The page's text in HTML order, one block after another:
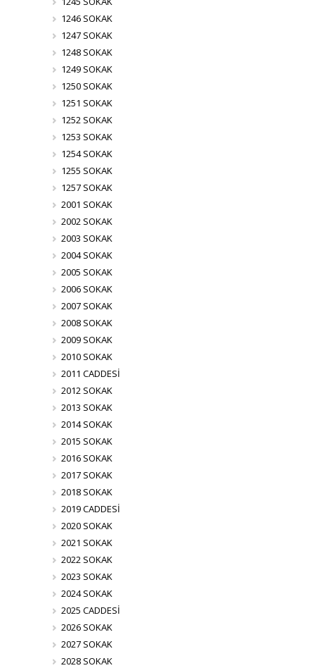
1246 SOKAK
1247 SOKAK
1248 SOKAK
1249 SOKAK
1250 SOKAK
1251 SOKAK
1252 SOKAK
1253 SOKAK
1254 SOKAK
1255 SOKAK
1257 SOKAK
2001 SOKAK
2002 SOKAK
2003 SOKAK
2004 SOKAK
2005 SOKAK
2006 SOKAK
2007 SOKAK
2008 SOKAK
2009 SOKAK
2010 SOKAK
2011 CADDESİ
2012 SOKAK
2013 SOKAK
2014 SOKAK
2015 SOKAK
2016 SOKAK
2017 SOKAK
2018 SOKAK
2019 CADDESİ
2020 SOKAK
2021 SOKAK
2022 SOKAK
2023 SOKAK
2024 SOKAK
2025 CADDESİ
2026 SOKAK
2027 SOKAK
2028 SOKAK